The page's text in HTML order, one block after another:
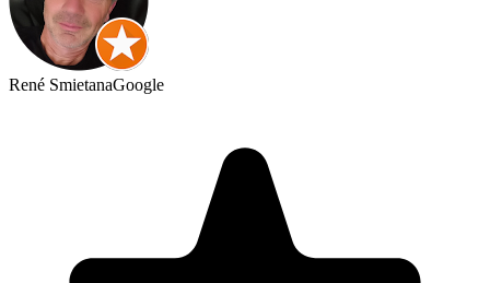
René SmietanaGoogle